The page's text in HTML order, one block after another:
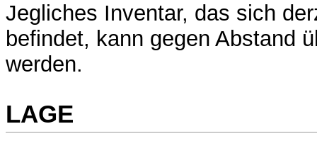
Jegliches Inventar, das sich
befindet, kann gegen Abstand
werden.
LAGE